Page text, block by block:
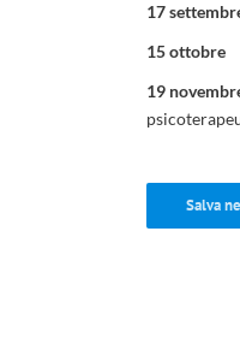
17
15 ottobre
19
Salva